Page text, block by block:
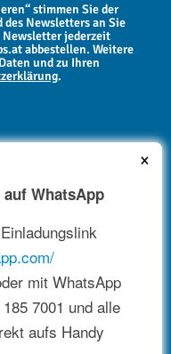
stimmen Sie der
des Newsletters an Sie
Newsletter jederzeit
abbestellen. Weitere
und zu Ihren
.
×
auf WhatsApp
mit WhatsApp
7001 und alle
aufs Handy